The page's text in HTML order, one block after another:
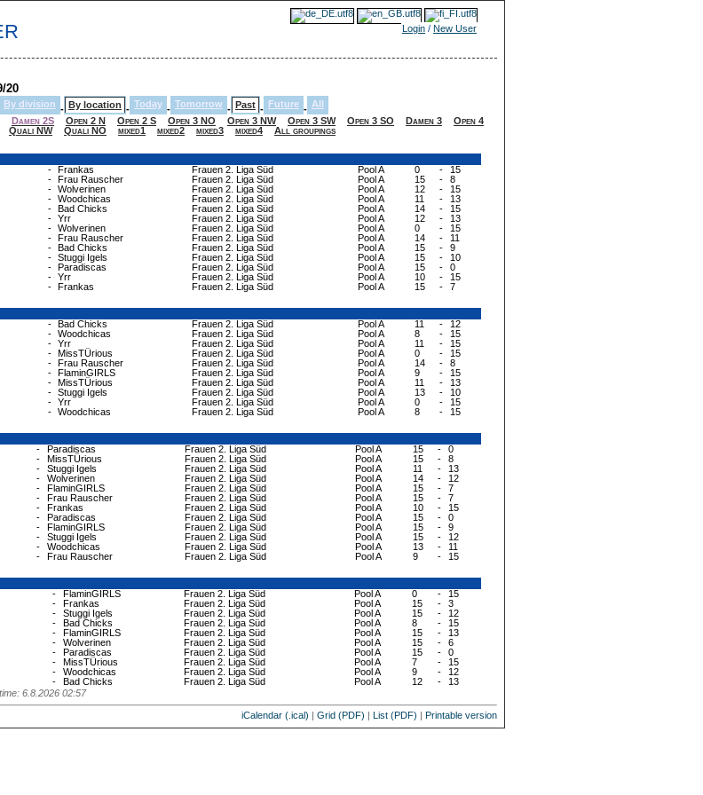
Login / New User
20
By division - By location - Today - Tomorrow - Past - Future - All
Damen 2S Open 2 N Open 2 S Open 3 NO Open 3 NW Open 3 SW Open 3 SO Damen 3
Open 4
Quali NW Quali NO mixed1 mixed2 mixed3 mixed4
All groupings
- Frankas Frauen 2. Liga Süd Pool A 0 -
15
- Frau Rauscher Frauen 2. Liga Süd Pool A 15 -
8
- Wolverinen Frauen 2. Liga Süd Pool A 12 -
15
- Woodchicas Frauen 2. Liga Süd Pool A 11 -
13
- Bad Chicks Frauen 2. Liga Süd Pool A 14 -
15
- Yrr Frauen 2. Liga Süd Pool A 12 -
13
- Wolverinen Frauen 2. Liga Süd Pool A 0 -
15
- Frau Rauscher Frauen 2. Liga Süd Pool A 14 -
11
- Bad Chicks Frauen 2. Liga Süd Pool A 15 -
9
- Stuggi Igels Frauen 2. Liga Süd Pool A 15 -
10
- Paradiscas Frauen 2. Liga Süd Pool A 15 -
0
- Yrr Frauen 2. Liga Süd Pool A 10 -
15
- Frankas Frauen 2. Liga Süd Pool A 15 -
7
- Bad Chicks Frauen 2. Liga Süd Pool A 11 -
12
- Woodchicas Frauen 2. Liga Süd Pool A 8 -
15
- Yrr Frauen 2. Liga Süd Pool A 11 -
15
- MissTÜrious Frauen 2. Liga Süd Pool A 0 -
15
- Frau Rauscher Frauen 2. Liga Süd Pool A 14 -
8
- FlaminGIRLS Frauen 2. Liga Süd Pool A 9 -
15
- MissTÜrious Frauen 2. Liga Süd Pool A 11 -
13
- Stuggi Igels Frauen 2. Liga Süd Pool A 13 -
10
- Yrr Frauen 2. Liga Süd Pool A 0 -
15
- Woodchicas Frauen 2. Liga Süd Pool A 8 -
15
- Paradiscas Frauen 2. Liga Süd Pool A 15 -
0
- MissTÜrious Frauen 2. Liga Süd Pool A 15 -
8
- Stuggi Igels Frauen 2. Liga Süd Pool A 11 -
13
- Wolverinen Frauen 2. Liga Süd Pool A 14 -
12
- FlaminGIRLS Frauen 2. Liga Süd Pool A 15 -
7
- Frau Rauscher Frauen 2. Liga Süd Pool A 15 -
7
- Frankas Frauen 2. Liga Süd Pool A 10 -
15
- Paradiscas Frauen 2. Liga Süd Pool A 15 -
0
- FlaminGIRLS Frauen 2. Liga Süd Pool A 15 -
9
- Stuggi Igels Frauen 2. Liga Süd Pool A 15 -
12
- Woodchicas Frauen 2. Liga Süd Pool A 13 -
11
- Frau Rauscher Frauen 2. Liga Süd Pool A 9 -
15
- FlaminGIRLS Frauen 2. Liga Süd Pool A 0 -
15
- Frankas Frauen 2. Liga Süd Pool A 15 -
3
- Stuggi Igels Frauen 2. Liga Süd Pool A 15 -
12
- Bad Chicks Frauen 2. Liga Süd Pool A 8 -
15
- FlaminGIRLS Frauen 2. Liga Süd Pool A 15 -
13
- Wolverinen Frauen 2. Liga Süd Pool A 15 -
6
- Paradiscas Frauen 2. Liga Süd Pool A 15 -
0
- MissTÜrious Frauen 2. Liga Süd Pool A 7 -
15
- Woodchicas Frauen 2. Liga Süd Pool A 9 -
12
- Bad Chicks Frauen 2. Liga Süd Pool A 12 -
13
6.8.2026 02:57
iCalendar (.ical) Grid (PDF) List (PDF) Printable version